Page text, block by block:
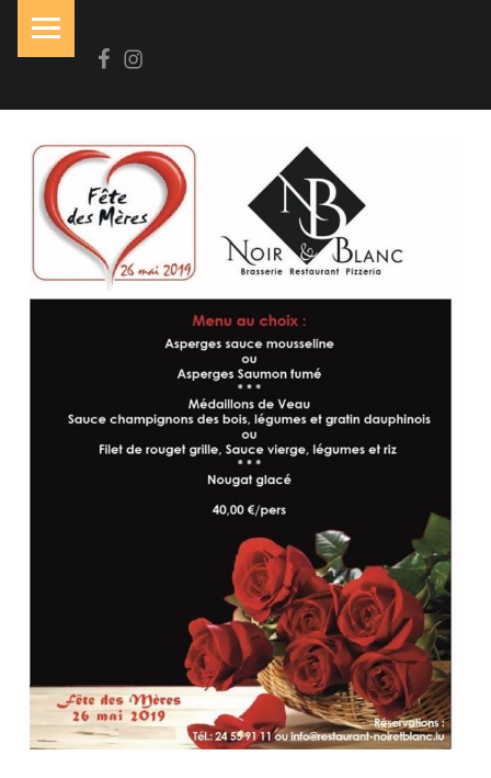
N
I
R
&
B
L
A